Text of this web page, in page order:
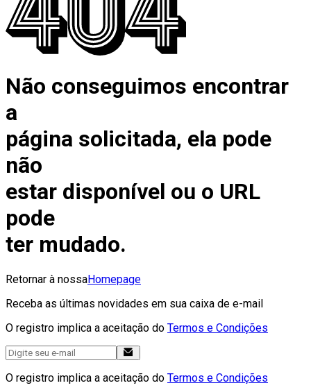
Não conseguimos encontrar
a
página solicitada, ela pode
não
estar disponível ou o URL
pode
ter mudado.
Retornar à nossaHomepage
Receba as últimas novidades em sua caixa de e-mail
O registro implica a aceitação do Termos e Condições
O registro implica a aceitação do Termos e Condições